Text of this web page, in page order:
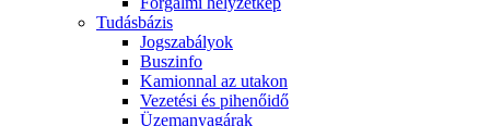
Tudásbázis
Jogszabályok
Buszinfo
Kamionnal az utakon
Vezetési és pihenőidő
Üzemanyagárak